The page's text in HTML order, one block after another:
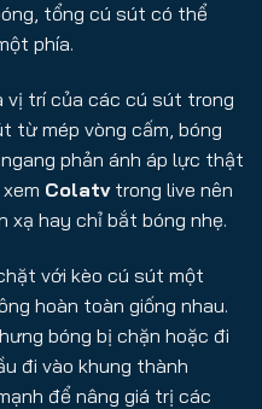
tổng cú sút có thể
phía.
vị trí của các cú sút trong
từ mép vòng cấm, bóng
phản ánh áp lực thật
Colatvtrong live nên
xạ hay chỉ bắt bóng nhẹ.
với kèo cú sút một
hoàn toàn giống nhau.
bóng bị chặn hoặc đi
đi vào khung thành
để nâng giá trị các